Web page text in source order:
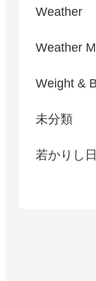
Weather
Weather
Weight &
未分類
若かりし